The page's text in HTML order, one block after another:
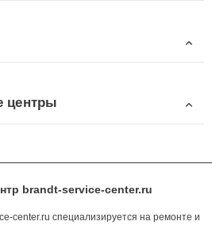
центры
brandt-service-center.ru
center.ru специализируется на ремонте и